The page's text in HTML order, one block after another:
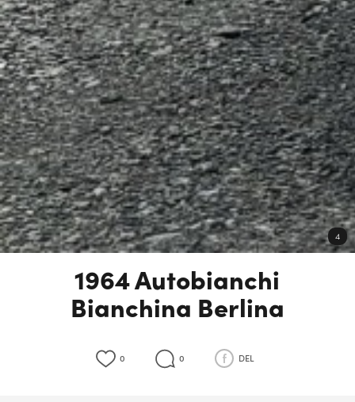
4
1964 Autobianchi
Bianchina Berlina
0 0 DEL